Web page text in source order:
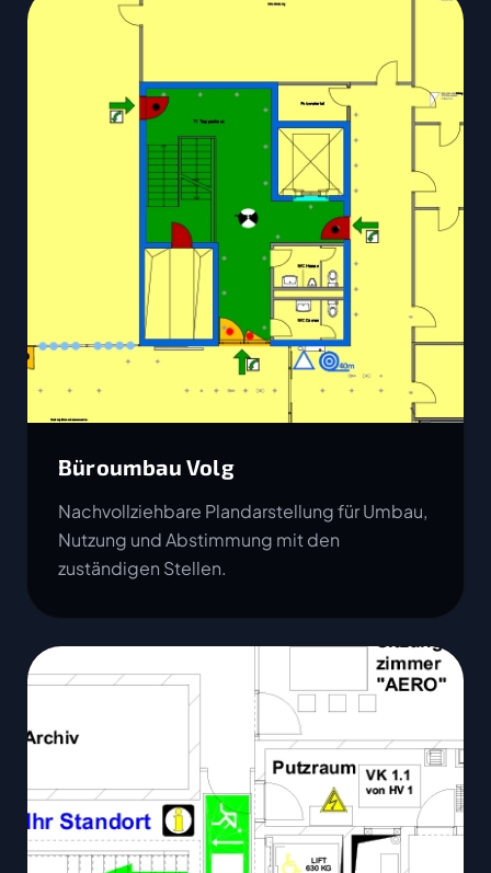
Büroumbau Volg
Nachvollziehbare Plandarstellung für Umbau,
Nutzung und Abstimmung mit den
zuständigen Stellen.